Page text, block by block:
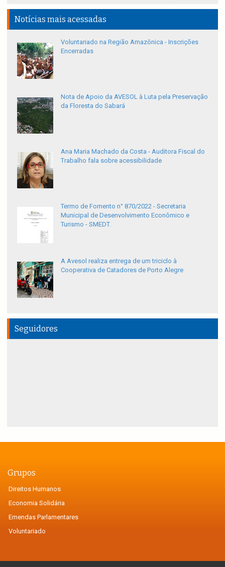
Notícias mais acessadas
Voluntariado na Região Amazônica - Inscrições
Encerradas
Nota de Apoio da AVESOL à Luta pela Preservação
da Floresta do Sabará
Ana Maria Machado da Costa - Auditora Fiscal do
Trabalho fala sobre acessibilidade
Termo de Fomento n° 870/2022 - Secretaria
Municipal de Desenvolvimento Econômico e
Turismo - SMEDT.
A Avesol realiza entrega de um triciclo à
Cooperativa de Catadores de Porto Alegre
Seguidores
Grupos
Direitos Humanos
Economia Solidária
Emendas Parlamentares
Voluntariado